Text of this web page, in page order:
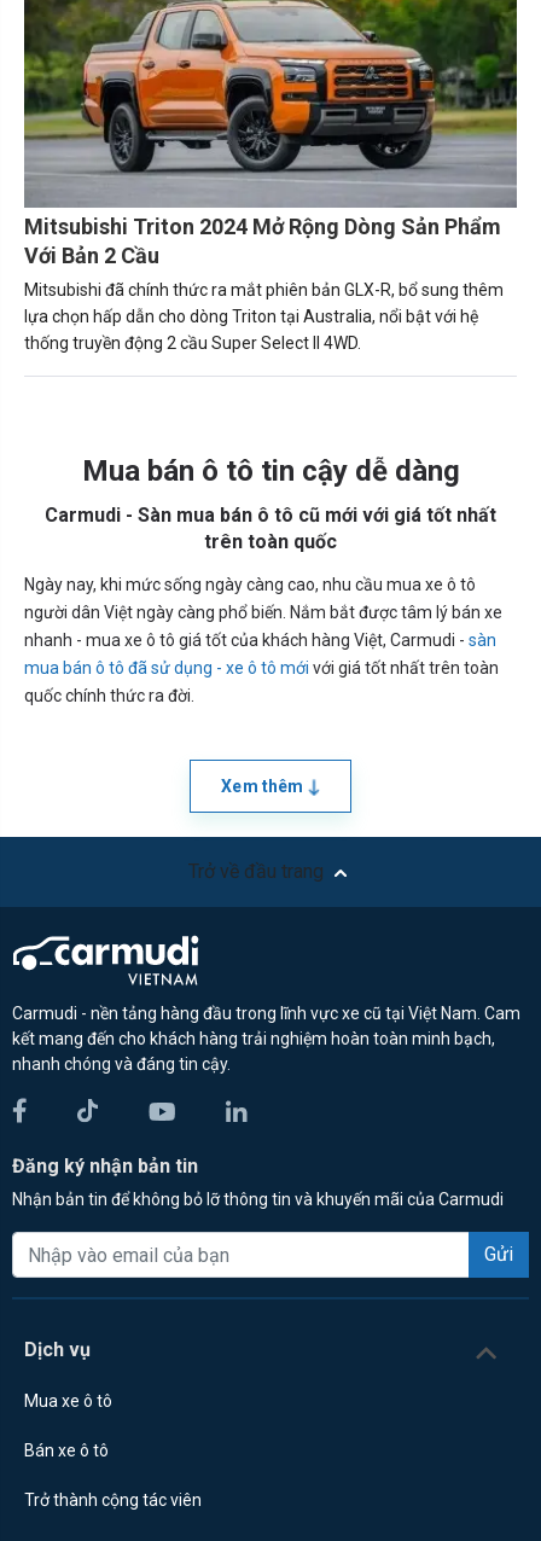
Mitsubishi Triton 2024 Mở Rộng Dòng Sản Phẩm
Với Bản 2 Cầu
Mitsubishi đã chính thức ra mắt phiên bản GLX-R, bổ sung thêm
lựa chọn hấp dẫn cho dòng Triton tại Australia, nổi bật với hệ
thống truyền động 2 cầu Super Select II 4WD.
Mua bán ô tô tin cậy dễ dàng
Carmudi - Sàn mua bán ô tô cũ mới với giá tốt nhất
trên toàn quốc
Ngày nay, khi mức sống ngày càng cao, nhu cầu mua xe ô tô
người dân Việt ngày càng phổ biến. Nắm bắt được tâm lý bán xe
nhanh - mua xe ô tô giá tốt của khách hàng Việt, Carmudi - sàn
mua bán ô tô đã sử dụng - xe ô tô mới với giá tốt nhất trên toàn
quốc chính thức ra đời.
Xem thêm
Trở về đầu trang
Carmudi - nền tảng hàng đầu trong lĩnh vực xe cũ tại Việt Nam. Cam
kết mang đến cho khách hàng trải nghiệm hoàn toàn minh bạch,
nhanh chóng và đáng tin cậy.
Đăng ký nhận bản tin
Nhận bản tin để không bỏ lỡ thông tin và khuyến mãi của Carmudi
Gửi
Dịch vụ
Mua xe ô tô
Bán xe ô tô
Trở thành cộng tác viên